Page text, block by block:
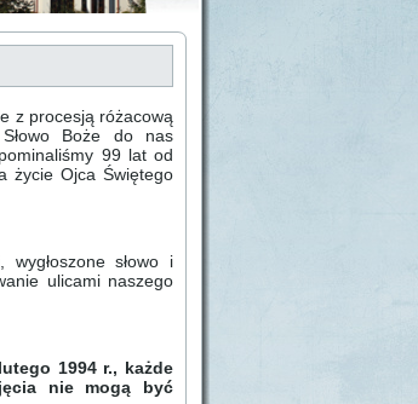
z procesją różacową
Boże do nas
99 lat od
życie Ojca Świętego
słowo i
ulicami naszego
1994 r., każde
nie mogą być